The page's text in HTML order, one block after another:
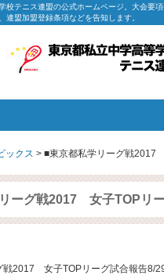
校テニス連盟の公式ホームページ。大会要項
連盟加盟登録条項などを告知します。
ックス > ■東京都私学リーグ戦2017
ーグ戦2017 女子TOPリ
戦2017 女子TOPリーグ試合報告8/